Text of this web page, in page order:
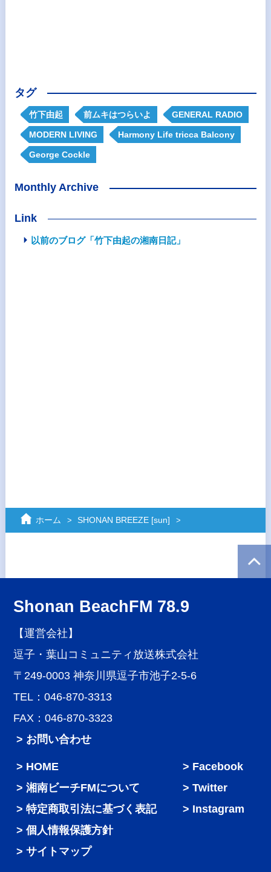
タグ
竹下由起 前ムキはつらいよ GENERAL RADIO
MODERN LIVING Harmony Life tricca Balcony
George Cockle
Monthly Archive
Link
以前のブログ「竹下由起の湘南日記」
ホーム SHONAN BREEZE [sun]
Shonan BeachFM 78.9
【運営会社】
逗子・葉山コミュニティ放送株式会社
〒249-0003 神奈川県逗子市池子2-5-6
TEL：046-870-3313
FAX：046-870-3323
> お問い合わせ
HOME
湘南ビーチFMについて
特定商取引法に基づく表記
個人情報保護方針
サイトマップ
Facebook
Twitter
Instagram